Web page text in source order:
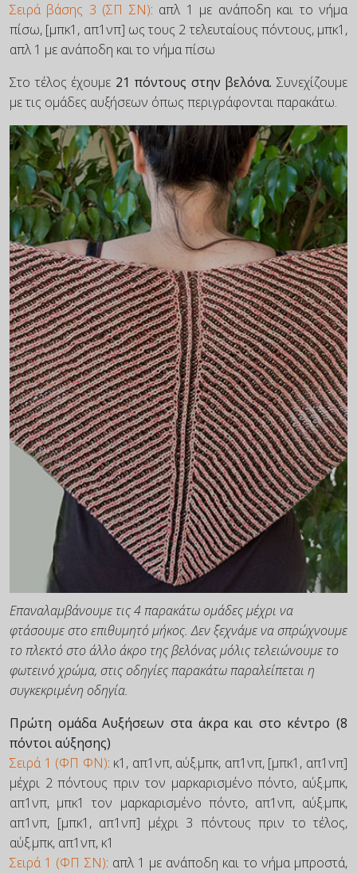
Σειρά βάσης 3 (ΣΠ ΣΝ): απλ 1 με ανάποδη και το νήμα
πίσω, [μπκ1, απ1νπ] ως τους 2 τελευταίους πόντους, μπκ1,
απλ 1 με ανάποδη και το νήμα πίσω
Στο τέλος έχουμε 21 πόντους στην βελόνα.Συνεχίζουμε
με τις ομάδες αυξήσεων όπως περιγράφονται παρακάτω.
Επαναλαμβάνουμε τις 4 παρακάτω ομάδες μέχρι να
φτάσουμε στο επιθυμητό μήκος. Δεν ξεχνάμε να σπρώχνουμε
το πλεκτό στο άλλο άκρο της βελόνας μόλις τελειώνουμε το
φωτεινό χρώμα, στις οδηγίες παρακάτω παραλείπεται η
συγκεκριμένη οδηγία.
Πρώτη ομάδα Αυξήσεων στα άκρα και στο κέντρο (8
πόντοι αύξησης)
Σειρά 1 (ΦΠ ΦΝ): κ1, απ1νπ, αύξ.μπκ, απ1νπ, [μπκ1, απ1νπ]
μέχρι 2 πόντους πριν τον μαρκαρισμένο πόντο, αύξ.μπκ,
απ1νπ, μπκ1 τον μαρκαρισμένο πόντο, απ1νπ, αύξ.μπκ,
απ1νπ, [μπκ1, απ1νπ] μέχρι 3 πόντους πριν το τέλος,
αύξ.μπκ, απ1νπ, κ1
Σειρά 1 (ΦΠ ΣΝ): απλ 1 με ανάποδη και το νήμα μπροστά,